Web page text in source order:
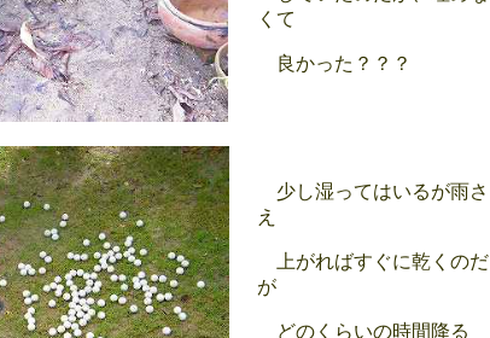
くて
良かった？？？
少し湿ってはいるが雨さ
え
上がればすぐに乾くのだ
が
どのくらいの時間降る